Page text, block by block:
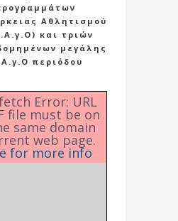
Αθλητισμού
και τριών
μεγάλης
περιόδου
Error: URL
file must be on
same domain
web page.
for more info